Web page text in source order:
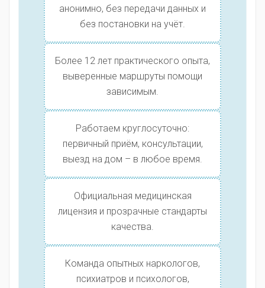
анонимно, без передачи данных и
без постановки на учёт.
Более 12 лет практического опыта,
выверенные маршруты помощи
зависимым.
Работаем круглосуточно:
первичный приём, консультации,
выезд на дом – в любое время.
Официальная медицинская
лицензия и прозрачные стандарты
качества.
Команда опытных наркологов,
психиатров и психологов,